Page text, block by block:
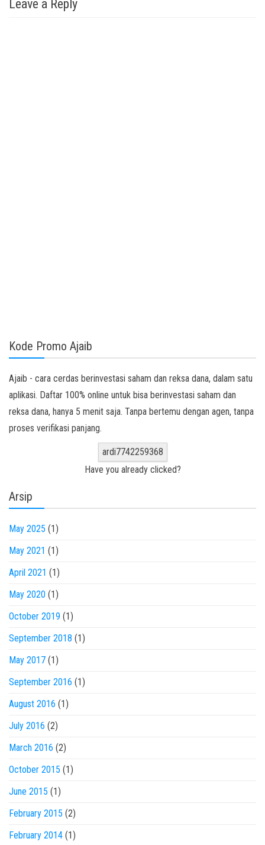
Leave a Reply
Kode Promo Ajaib
Ajaib - cara cerdas berinvestasi saham dan reksa dana, dalam satu
aplikasi. Daftar 100% online untuk bisa berinvestasi saham dan
reksa dana, hanya 5 menit saja. Tanpa bertemu dengan agen, tanpa
proses verifikasi panjang.
ardi7742259368
Have you already clicked?
Arsip
May 2025 (1)
May 2021 (1)
April 2021 (1)
May 2020 (1)
October 2019 (1)
September 2018 (1)
May 2017 (1)
September 2016 (1)
August 2016 (1)
July 2016 (2)
March 2016 (2)
October 2015 (1)
June 2015 (1)
February 2015 (2)
February 2014 (1)